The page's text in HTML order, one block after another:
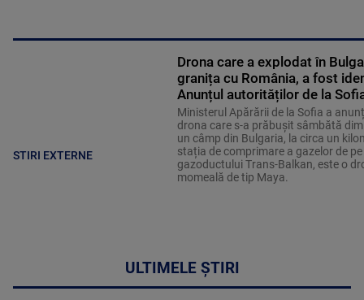
STIRI EXTERNE
Drona care a explodat în
granița cu România, a fost
Anunțul autorităților de la
Ministerul Apărării de la Sofia a
drona care s-a prăbușit sâmbătă
un câmp din Bulgaria, la circa un
stația de comprimare a gazelor de
gazoductului Trans-Balkan, este o
momeală de tip Maya.
ULTIMELE ȘTIRI